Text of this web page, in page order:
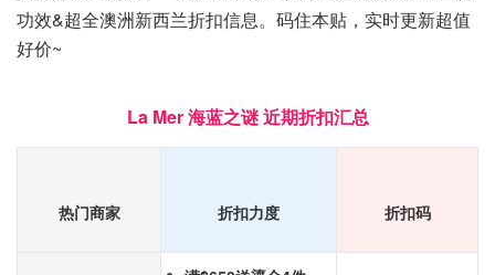
功效&超全澳洲新西兰折扣信息。码住本贴，实时更新超值
好价~
La Mer 海蓝之谜 近期折扣汇总
热门商家 折扣力度 折扣码